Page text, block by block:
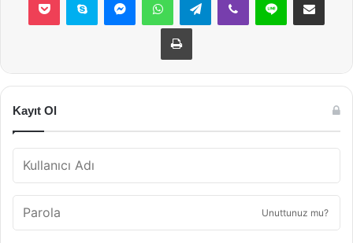
Yazdır
Kayıt Ol
Unuttunuz mu?